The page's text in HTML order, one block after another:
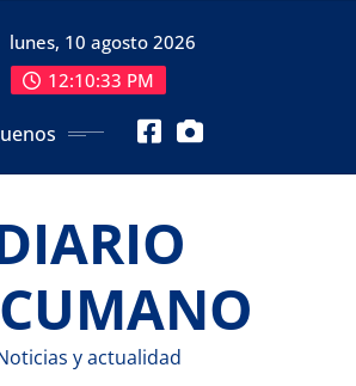
lunes, 10 agosto 2026
12:10:34 PM
y actualidad